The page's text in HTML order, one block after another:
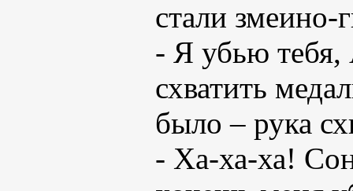
стали змеино-
- Я убью тебя,
схватить
было – рука
- Ха-ха-ха!